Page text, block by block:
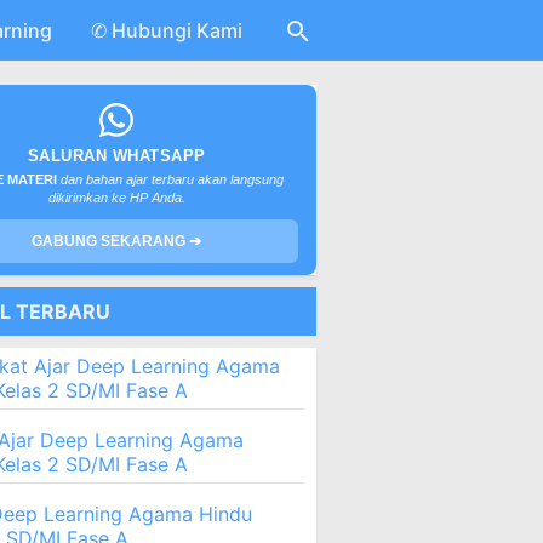
✆ Hubungi Kami
SALURAN WHATSAPP
MATERI dan bahan ajar terbaru akan langsung
dikirimkan ke HP Anda.
GABUNG SEKARANG ➔
TERBARU
Ajar Deep Learning Agama
2 SD/MI Fase A
Deep Learning Agama
2 SD/MI Fase A
Learning Agama Hindu
SD/MI Fase A